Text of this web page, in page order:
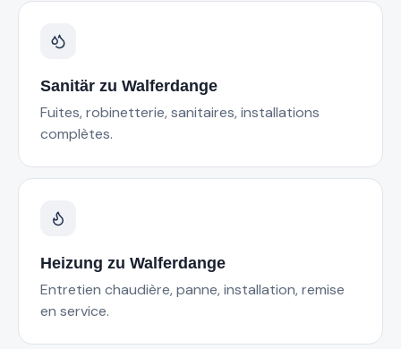
Sanitär zu Walferdange
Fuites, robinetterie, sanitaires, installations
complètes.
Heizung zu Walferdange
Entretien chaudière, panne, installation, remise
en service.